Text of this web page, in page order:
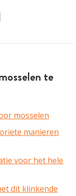
te
mosselen
manieren
voor het hele
dit klinkende